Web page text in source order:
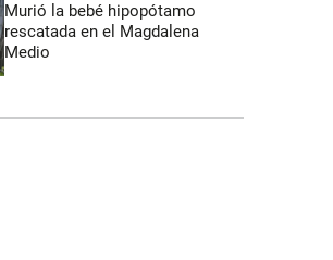
Murió la bebé hipopótamo
rescatada en el Magdalena
Medio